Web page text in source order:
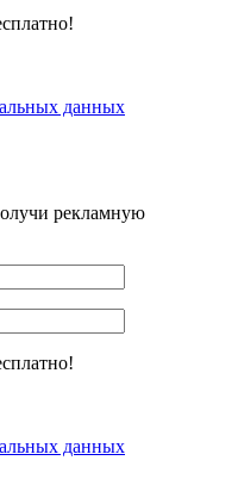
данных
рекламную
данных